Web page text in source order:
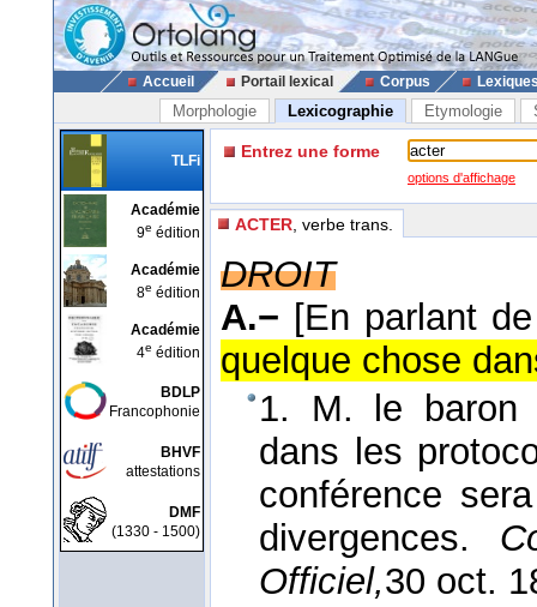
Accueil Portail lexical Corpus
Morphologie Lexicographie Etymologie
TLFi
Académie
9e édition
Académie
8e édition
Académie
4e édition
BDLP
Francophonie
BHVF
attestations
DMF
(1330 - 1500)
Entrez une forme
options d'affichage
ACTER , verbe trans.
DROIT
A.− [En parlant
quelque chose
1. M. le baron
dans les
conférence
divergences.
Officiel,30 oct.